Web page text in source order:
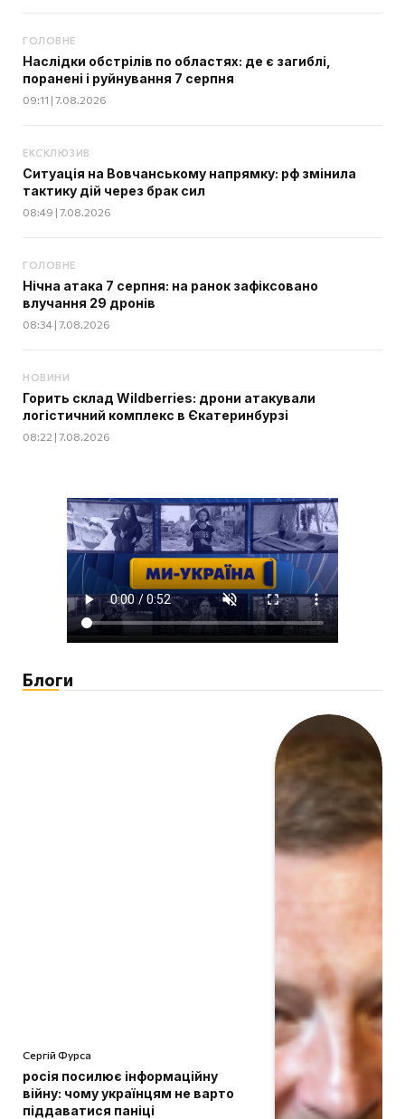
ГОЛОВНЕ
Наслідки обстрілів по областях: де є загиблі,
поранені і руйнування 7 серпня
09:11 | 7.08.2026
ЕКСКЛЮЗИВ
Ситуація на Вовчанському напрямку: рф змінила
тактику дій через брак сил
08:49 | 7.08.2026
ГОЛОВНЕ
Нічна атака 7 серпня: на ранок зафіксовано
влучання 29 дронів
08:34 | 7.08.2026
НОВИНИ
Горить склад Wildberries: дрони атакували
логістичний комплекс в Єкатеринбурзі
08:22 | 7.08.2026
Блоги
Сергій Фурса
росія посилює інформаційну
війну: чому українцям не варто
піддаватися паніці